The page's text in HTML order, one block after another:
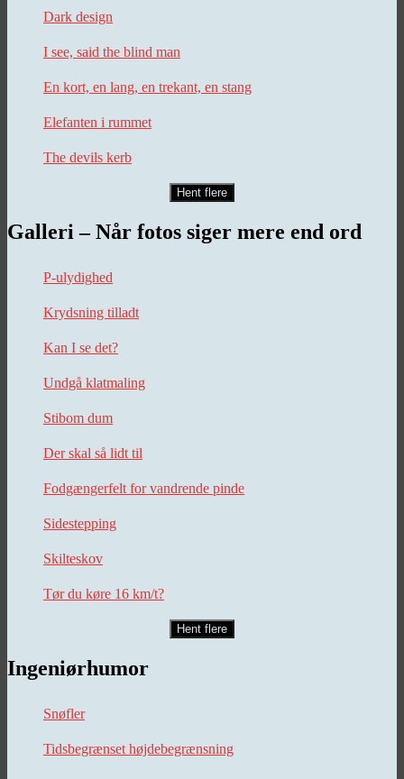
Dark design
I see, said the blind man
En kort, en lang, en trekant, en stang
Elefanten i rummet
The devils kerb
Hent flere
Galleri – Når fotos siger mere end ord
P-ulydighed
Krydsning tilladt
Kan I se det?
Undgå klatmaling
Stibom dum
Der skal så lidt til
Fodgængerfelt for vandrende pinde
Sidestepping
Skilteskov
Tør du køre 16 km/t?
Hent flere
Ingeniørhumor
Snøfler
Tidsbegrænset højdebegrænsning